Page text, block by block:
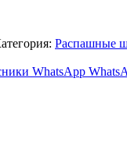
Распашные
WhatsApp